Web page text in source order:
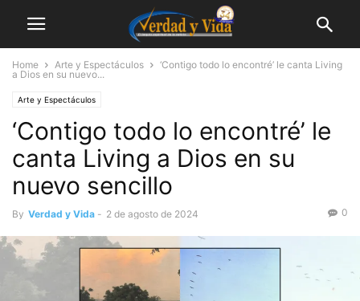
Home Arte y Espectáculos
‘Contigo todo lo encontré’ le canta Living
a Dios en su nuevo...
Arte y Espectáculos
‘Contigo todo lo encontré’ le
canta Living a Dios en su
nuevo sencillo
By Verdad y Vida - 2 de agosto de 2024 0